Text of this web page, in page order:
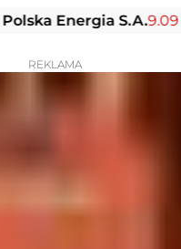
Energia S.A.9.09
REKLAMA